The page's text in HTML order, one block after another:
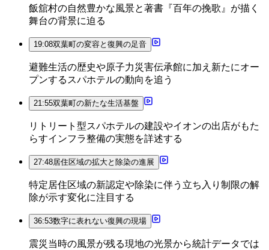
飯舘村の自然豊かな風景と著書『百年の挽歌』が描く
舞台の背景に迫る
19:08双葉町の変容と復興の足音
避難生活の歴史や原子力災害伝承館に加え新たにオー
プンするスパホテルの動向を追う
21:55双葉町の新たな生活基盤
リトリート型スパホテルの建設やイオンの出店がもた
らすインフラ整備の実態を詳述する
27:48居住区域の拡大と除染の進展
特定居住区域の新認定や除染に伴う立ち入り制限の解
除が示す変化に注目する
36:53数字に表れない復興の現場
震災当時の風景が残る現地の光景から統計データでは